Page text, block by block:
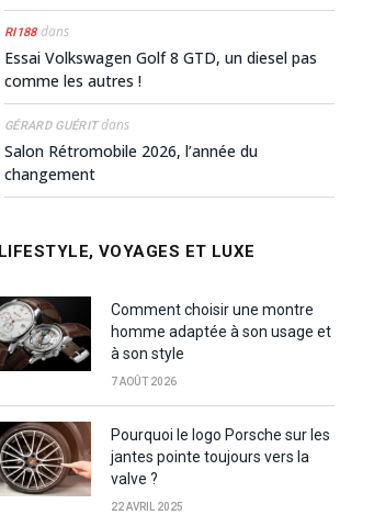
RI188dans
Essai Volkswagen Golf 8 GTD, un diesel pas
comme les autres !
GÉRARD GUÉRITdans
Salon Rétromobile 2026, l’année du
changement
LIFESTYLE, VOYAGES ET LUXE
Comment choisir une montre
homme adaptée à son usage et
à son style
7 AOÛT 2026
Pourquoi le logo Porsche sur les
jantes pointe toujours vers la
valve ?
22 AVRIL 2025